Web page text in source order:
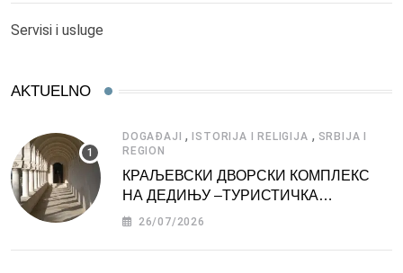
Servisi i usluge
AKTUELNO
DOGAĐAJI , ISTORIJA I RELIGIJA , SRBIJA I
REGION
КРАЉЕВСКИ ДВОРСКИ КОМПЛЕКС
НА ДЕДИЊУ –ТУРИСТИЧКА
АТРАКЦИЈА
26/07/2026